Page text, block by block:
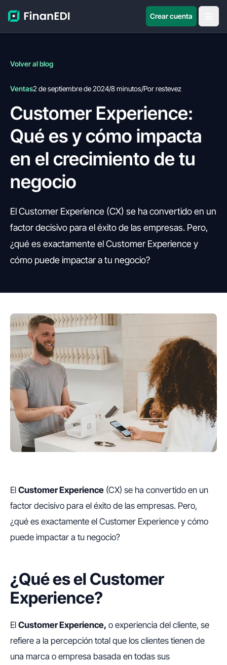
Crear cuenta
Volver al blog
Ventas2 de septiembre de 2024/8 minutos/Por restevez
Customer Experience:
Qué es y cómo impacta
en el crecimiento de tu
negocio
El Customer Experience (CX) se ha convertido en un
factor decisivo para el éxito de las empresas. Pero,
¿qué es exactamente el Customer Experience y
cómo puede impactar a tu negocio?
El Customer Experience (CX) se ha convertido en un
factor decisivo para el éxito de las empresas. Pero,
¿qué es exactamente el Customer Experience y cómo
puede impactar a tu negocio?
¿Qué es el Customer
Experience?
El Customer Experience, o experiencia del cliente, se
refiere a la percepción total que los clientes tienen de
una marca o empresa basada en todas sus